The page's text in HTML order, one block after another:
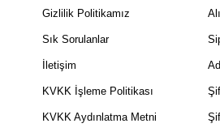
Gizlilik Politikamız
Sık Sorulanlar
İletişim
KVKK İşleme Politikası
KVKK Aydınlatma Metni